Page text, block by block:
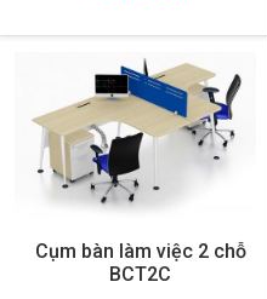
Cụm bàn làm việc 2 chỗ
BCT2C